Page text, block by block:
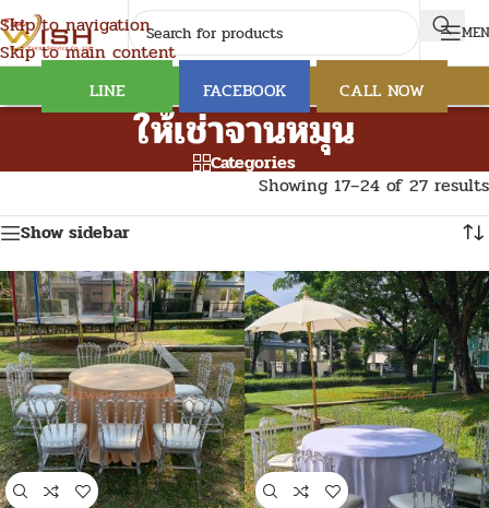
Skip to navigation
Skip to main content
LINE FACEBOOK CALL NOW
ให้เช่าจานหมุน
Categories
Showing 17–24 of 27 results
Show sidebar